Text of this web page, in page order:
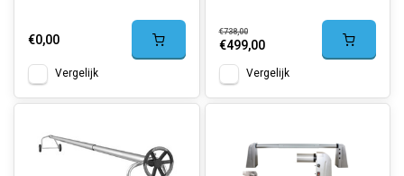
€0,00
Vergelijk
€738,00
€499,00
Vergelijk